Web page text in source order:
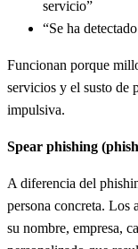
servicio”
“Se ha
Funcionan porque
servicios y el susto de
impulsiva.
Spear phishing
A diferencia del
persona concreta. Los
su nombre, empresa,